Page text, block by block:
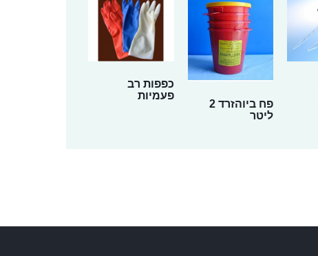
פח ביוהזרד 2
ליטר
כפפות רב
פעמיות